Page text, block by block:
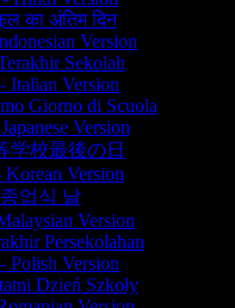
का अंतिम दिन
Sekolah
Giorno di Scuola
学校最後の日
업식 날
Persekolahan
Dzień Szkoły